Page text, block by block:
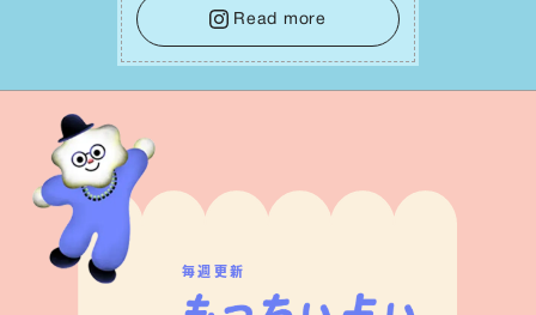
時間を使いましょう。ここでしっかりとエ
ネルギーを蓄え、困難を乗り越える⼒に
変えましょう。
Read more
毎週更新